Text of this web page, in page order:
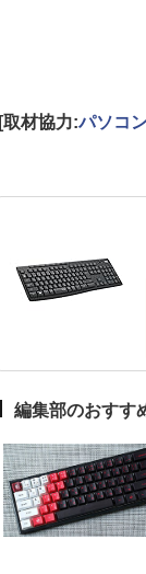
[取材協力:パソコ
編集部のおすす